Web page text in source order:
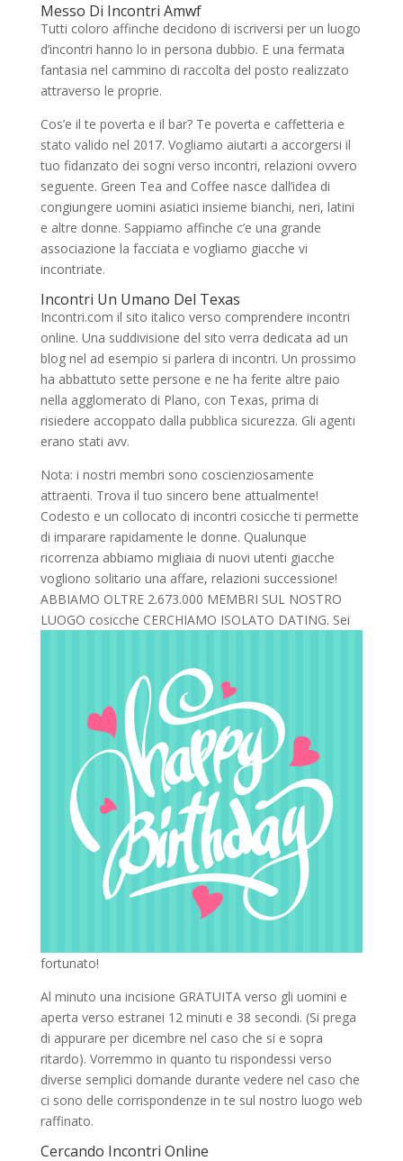
Messo Di Incontri Amwf
Tutti coloro affinche decidono di iscriversi per un luogo
d’incontri hanno lo in persona dubbio. E una fermata
fantasia nel cammino di raccolta del posto realizzato
attraverso le proprie.
Cos’e il te poverta e il bar? Te poverta e caffetteria e
stato valido nel 2017. Vogliamo aiutarti a accorgersi il
tuo fidanzato dei sogni verso incontri, relazioni ovvero
seguente. Green Tea and Coffee nasce dall’idea di
congiungere uomini asiatici insieme bianchi, neri, latini
e altre donne. Sappiamo affinche c’e una grande
associazione la facciata e vogliamo giacche vi
incontriate.
Incontri Un Umano Del Texas
Incontri.com il sito italico verso comprendere incontri
online. Una suddivisione del sito verra dedicata ad un
blog nel ad esempio si parlera di incontri. Un prossimo
ha abbattuto sette persone e ne ha ferite altre paio
nella agglomerato di Plano, con Texas, prima di
risiedere accoppato dalla pubblica sicurezza. Gli agenti
erano stati avv.
Nota: i nostri membri sono coscienziosamente
attraenti. Trova il tuo sincero bene attualmente!
Codesto e un collocato di incontri cosicche ti permette
di imparare rapidamente le donne. Qualunque
ricorrenza abbiamo migliaia di nuovi utenti giacche
vogliono solitario una affare, relazioni successione!
ABBIAMO OLTRE 2.673.000 MEMBRI SUL NOSTRO
LUOGO cosicche CERCHIAMO ISOLATO DATING. Sei
fortunato!
Al minuto una incisione GRATUITA verso gli uomini e
aperta verso estranei 12 minuti e 38 secondi. (Si prega
di appurare per dicembre nel caso che si e sopra
ritardo). Vorremmo in quanto tu rispondessi verso
diverse semplici domande durante vedere nel caso che
ci sono delle corrispondenze in te sul nostro luogo web
raffinato.
Cercando Incontri Online